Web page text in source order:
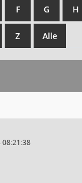
F G H
Z Alle